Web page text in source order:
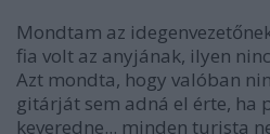
Mondtam az
fia volt az anyjának, ilyen
Azt mondta, hogy valóban
gitárját sem adná el érte, ha
keveredne... minden turista